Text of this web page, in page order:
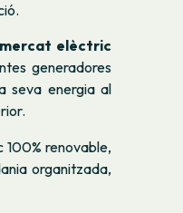
elèctric
generadores
seva energia al
100% renovable,
organitzada,